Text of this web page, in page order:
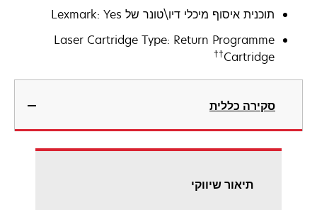
תוכנית איסוף מיכלי דיו\טונר של Lexmark: Yes
Laser Cartridge Type: Return Programme
Cartridge
††
סקירה כללית
תיאור שיווקי